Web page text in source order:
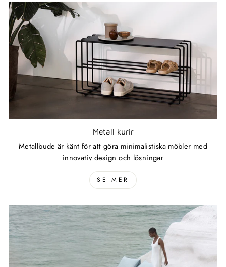
Metall kurir
Metallbude är känt för att göra minimalistiska möbler med
innovativ design och lösningar
SE MER